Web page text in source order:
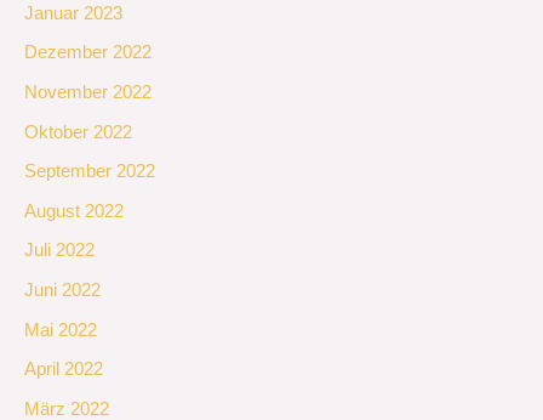
Januar 2023
Dezember 2022
November 2022
Oktober 2022
September 2022
August 2022
Juli 2022
Juni 2022
Mai 2022
April 2022
März 2022